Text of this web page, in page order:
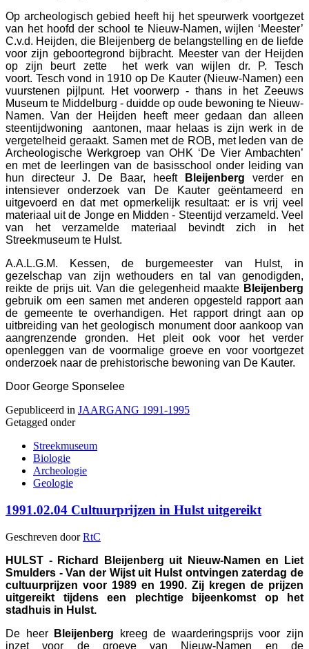
Op archeologisch gebied heeft hij het speurwerk voortgezet
van het hoofd der school te Nieuw-Namen, wijlen ‘Meester’
C.v.d. Heijden, die Bleijenberg de belangstelling en de liefde
voor zijn geboortegrond bijbracht. Meester van der Heijden
op zijn beurt zette het werk van wijlen dr. P. Tesch
voort. Tesch vond in 1910 op De Kauter (Nieuw-Namen) een
vuurstenen pijlpunt. Het voorwerp - thans in het Zeeuws
Museum te Middelburg - duidde op oude bewoning te Nieuw-
Namen. Van der Heijden heeft meer gedaan dan alleen
steentijdwoning aantonen, maar helaas is zijn werk in de
vergetelheid geraakt. Samen met de ROB, met leden van de
Archeologische Werkgroep van OHK ‘De Vier Ambachten’
en met de leerlingen van de basisschool onder leiding van
hun directeur J. De Baar, heeft
Bleijenberg verder en
intensiever onderzoek van De Kauter geëntameerd en
uitgevoerd en dat met opmerkelijk resultaat: er is vrij veel
materiaal uit de Jonge en Midden - Steentijd verzameld. Veel
van het verzamelde materiaal bevindt zich in het
Streekmuseum te Hulst.
A.A.L.G.M. Kessen, de burgemeester van Hulst, in
gezelschap van zijn wethouders en tal van genodigden,
reikte de prijs uit. Van die gelegenheid maakte Bleijenberg
gebruik om een samen met anderen opgesteld rapport aan
de gemeente te overhandigen. Het rapport dringt aan op
uitbreiding van het geologisch monument door aankoop van
aangrenzende gronden. Het pleit ook voor het verder
openleggen van de voormalige groeve en voor voortgezet
onderzoek naar de prehistorische bewoning van De Kauter.
Door George Sponselee
Gepubliceerd in JAARGANG 1991-1995
Getagged onder
Streekmuseum
Biologie
Archeologie
Geologie
1991.02.04 Cultuurprijzen in Hulst uitgereikt
Geschreven doorRtC
HULST - Richard Bleijenberg uit Nieuw-Namen en Liet
Smulders - Van der Wijst uit Hulst ontvingen zaterdag de
cultuurprijzen voor 1989 en 1990. Zij kregen de prijzen
uitgereikt tijdens een plechtige bijeenkomst op het
stadhuis in Hulst.
De heer
Bleijenberg kreeg de waarderingsprijs voor zijn
inzet voor de groeve van Nieuw-Namen en de